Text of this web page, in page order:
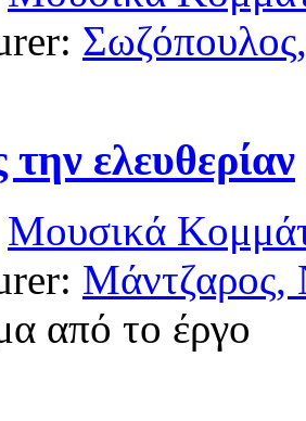
την ελευθερίαν
Μουσικά
από το έργο